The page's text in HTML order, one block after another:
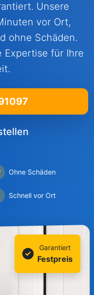
Unsere
vor Ort,
ohne Schäden.
Expertise für Ihre
Ohne Schäden
Schnell vor Ort
Garantiert
Festpreis